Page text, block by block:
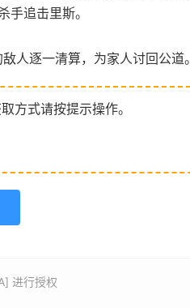
手追击里斯。
人逐一清算，为家人讨回公道。
方式请按提示操作。
进行授权